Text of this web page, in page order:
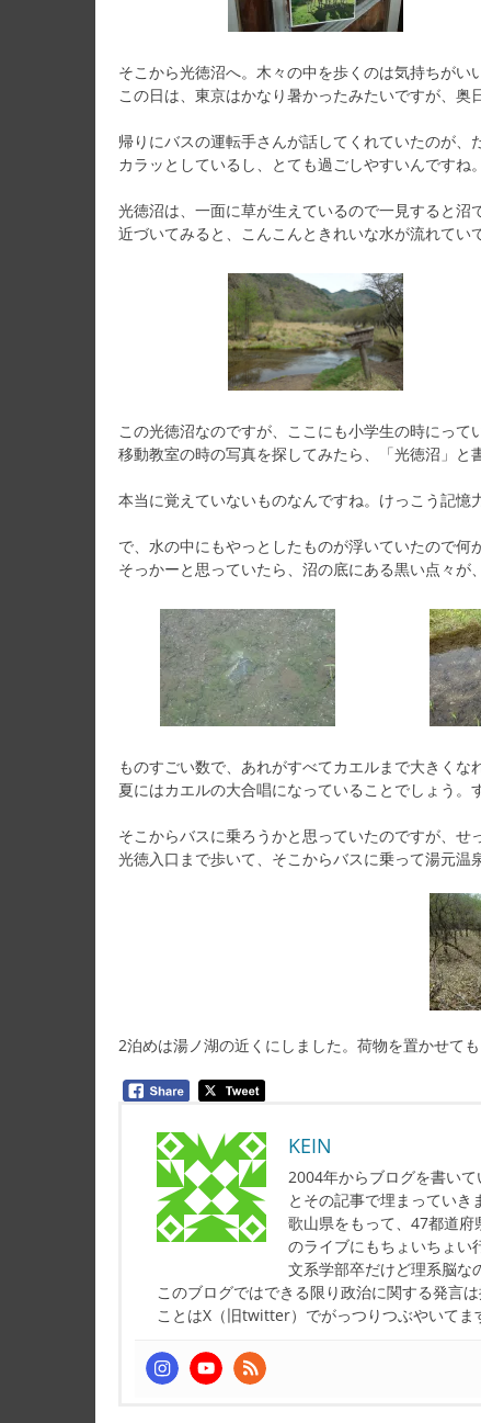
そこから光徳沼へ。木々の中を歩くのは気持ちがい
この日は、東京はかなり暑かったみたいですが、奥
帰りにバスの運転手さんが話してくれていたのが、
カラッとしているし、とても過ごしやすいんですね
光徳沼は、一面に草が生えているので一見すると沼
近づいてみると、こんこんときれいな水が流れてい
この光徳沼なのですが、ここにも小学生の時にって
移動教室の時の写真を探してみたら、「光徳沼」と
本当に覚えていないものなんですね。けっこう記憶
で、水の中にもやっとしたものが浮いていたので何
そっかーと思っていたら、沼の底にある黒い点々が
ものすごい数で、あれがすべてカエルまで大きくな
夏にはカエルの大合唱になっていることでしょう。
そこからバスに乗ろうかと思っていたのですが、せ
光徳入口まで歩いて、そこからバスに乗って湯元温
2泊めは湯ノ湖の近くにしました。荷物を置かせて
KEIN
2004年からブログを書い
とその記事で埋まってい
歌山県をもって、47都道府
のライブにもちょいちょい
文系学部卒だけど理系脳な
このブログではできる限り政治に関する発言
ことはX（旧twitter）でがっつりつぶやいてま